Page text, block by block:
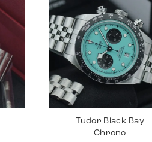
Tudor Black Bay
Chrono